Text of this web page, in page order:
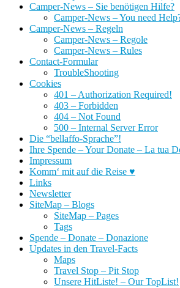
Camper-News – Sie benötigen Hilfe?
Camper-News – You need
Camper-News – Regeln
Camper-News – Regole
Camper-News – Rules
Contact-Formular
TroubleShooting
Cookies
401 – Authorization Required!
403 – Forbidden
404 – Not Found
500 – Internal Server Error
Die “bellaffo-Sprache”!
Ihre Spende – Your Donate – La tua
Impressum
Komm‘ mit auf die Reise ♥
Links
Newsletter
SiteMap – Blogs
SiteMap – Pages
Tags
Spende – Donate – Donazione
Updates in den Travel-Facts
Maps
Travel Stop – Pit Stop
Unsere HitListe! – Our TopList!